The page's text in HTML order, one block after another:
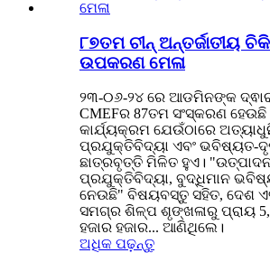
୮୭ତମ ଚୀନ୍ ଅନ୍ତର୍ଜାତୀୟ
ଉପକରଣ ମେଳା
୨୩-୦୬-୨୪ ରେ ଆଡମିନଙ୍କ
CMEFର 87ତମ ସଂସ୍କରଣ
କାର୍ଯ୍ୟକ୍ରମ ଯେଉଁଠାରେ
ପ୍ରଯୁକ୍ତିବିଦ୍ୟା ଏବଂ ଭବିଷ୍ୟତ-
ଛାତ୍ରବୃତ୍ତି ମିଳିତ ହୁଏ।
ପ୍ରଯୁକ୍ତିବିଦ୍ୟା, ବୁଦ୍ଧିମାନ
ନେଉଛି" ବିଷୟବସ୍ତୁ ସହିତ, ଦେଶ
ସମଗ୍ର ଶିଳ୍ପ ଶୃଙ୍ଖଳାରୁ ପ୍ରାୟ
ହଜାର ହଜାର... ଆଣିଥିଲେ।
ଅଧିକ ପଢ଼ନ୍ତୁ